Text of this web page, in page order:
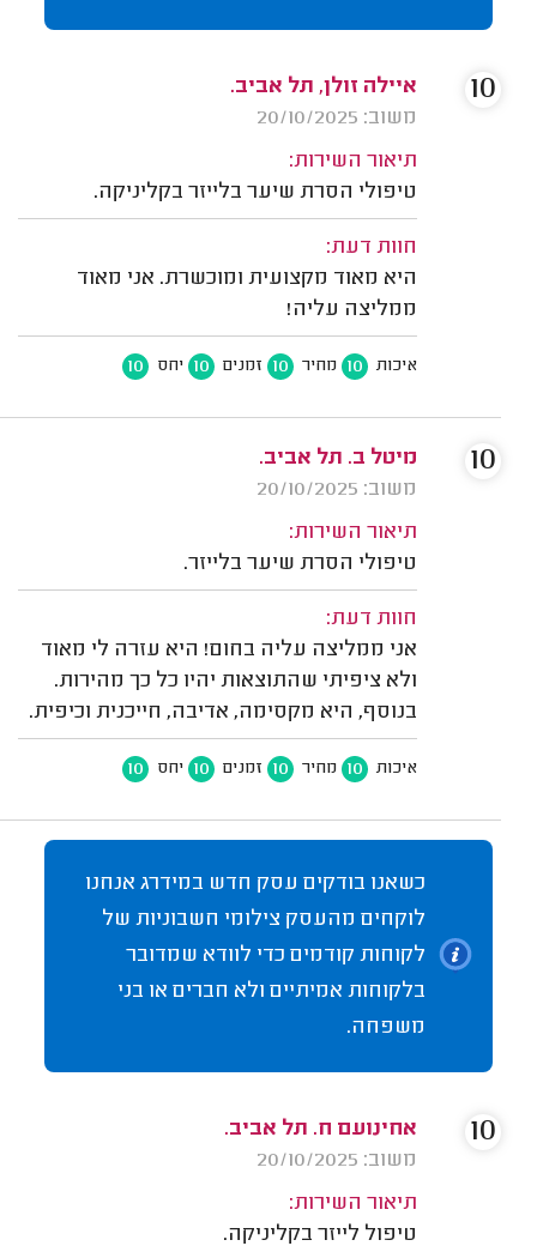
איילה זולן, תל אביב.
משוב: 20/10/2025
תיאור השירות:
טיפולי הסרת שיער בלייזר בקליניקה.
חוות דעת:
היא מאוד מקצועית ומוכשרת. אני מאוד
ממליצה עליה!
איכות 10 מחיר 10 זמנים 10 יחס 10
10
מיטל ב. תל אביב.
משוב: 20/10/2025
תיאור השירות:
טיפולי הסרת שיער בלייזר.
חוות דעת:
אני ממליצה עליה בחום! היא עזרה לי מאוד
ולא ציפיתי שהתוצאות יהיו כל כך מהירות.
בנוסף, היא מקסימה, אדיבה, חייכנית וכיפית.
איכות 10 מחיר 10 זמנים 10 יחס 10
10
כשאנו בודקים עסק חדש במידרג אנחנו
לוקחים מהעסק צילומי חשבוניות של
לקוחות קודמים כדי לוודא שמדובר
בלקוחות אמיתיים ולא חברים או בני
משפחה.
אחינועם ח. תל אביב.
משוב: 20/10/2025
תיאור השירות:
טיפול לייזר בקליניקה.
10